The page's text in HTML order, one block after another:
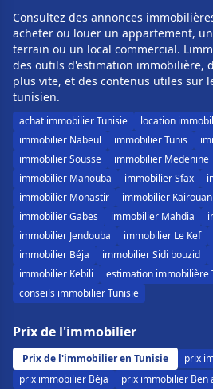
Consultez des annonces
acheter ou louer un appartement,
terrain ou un local commercial.
des outils d'estimation immobilière,
plus vite, et des contenus utiles sur
tunisien.
achat immobilier Tunisie
location
immobilier Nabeul
immobilier Tunis
immobilier Sousse
immobilier Medenine
immobilier Manouba
immobilier Sfax
immobilier Monastir
immobilier Kairouan
immobilier Gabes
immobilier Mahdia
immobilier Jendouba
immobilier Le Kef
immobilier Béja
immobilier Sidi bouzid
immobilier Kebili
estimation immobilière
conseils immobilier Tunisie
Prix de l'immobilier
Prix de l'immobilier en Tunisie
prix
prix immobilier Béja
prix immobilier Ben